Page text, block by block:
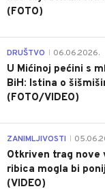
(FOTO)
DRUŠTVO 06.06.2026.
U Mićinoj pećini s
BiH: Istina o
(FOTO/VIDEO)
ZANIMLJIVOSTI
Otkriven trag nove
ribica mogla bi
(VIDEO)